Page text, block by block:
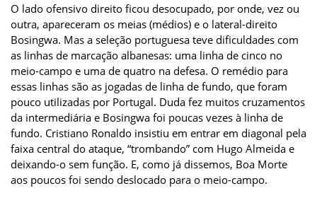
O lado ofensivo direito ficou desocupado, por onde, vez ou
outra, apareceram os meias (médios) e o lateral-direito
Bosingwa. Mas a seleção portuguesa teve dificuldades com
as linhas de marcação albanesas: uma linha de cinco no
meio-campo e uma de quatro na defesa. O remédio para
essas linhas são as jogadas de linha de fundo, que foram
pouco utilizadas por Portugal. Duda fez muitos cruzamentos
da intermediária e Bosingwa foi poucas vezes à linha de
fundo. Cristiano Ronaldo insistiu em entrar em diagonal pela
faixa central do ataque, “trombando” com Hugo Almeida e
deixando-o sem função. E, como já dissemos, Boa Morte
aos poucos foi sendo deslocado para o meio-campo.